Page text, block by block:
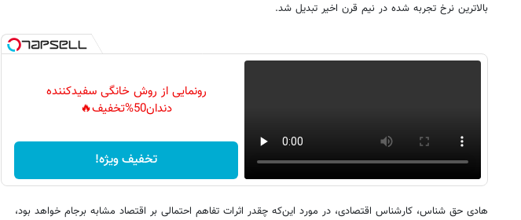
بالاترین نرخ تجربه شده در نیم قرن اخیر تبدیل شد.
رونمایی از روش خانگی سفیدکننده
دندان50%تخفیف🔥
تخفیف ویژه!
هادی حق شناس، کارشناس اقتصادی، در مورد این‌که چقدر اثرات تفاهم احتمالی بر اقتصاد مشابه برجام خواهد بود،